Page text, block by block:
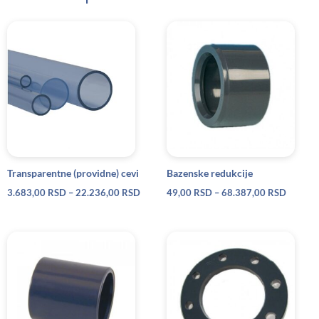
Transparentne (providne) cevi
3.683,00 RSD – 22.236,00 RSD
3.683,00 RSD
22.236,00 RSD
Bazenske redukcije
49,00 RSD – 68.387,00 RSD
25.087,00 RSD